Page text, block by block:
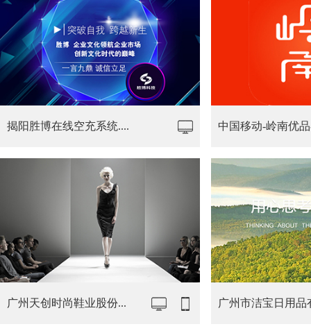
揭阳胜博在线空充系统.... 中国移动-岭南优
广州天创时尚鞋业股份... 广州市洁宝日用品